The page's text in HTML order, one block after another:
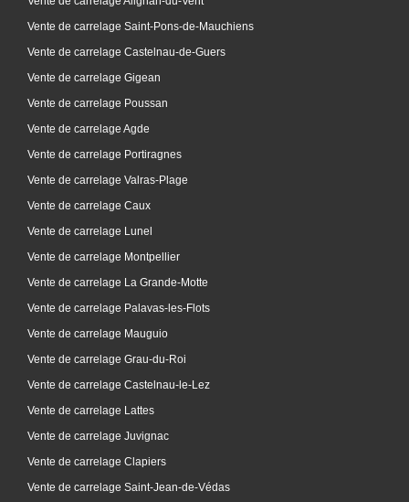
Vente de carrelage Saint-Pons-de-Mauchiens
Vente de carrelage Castelnau-de-Guers
Vente de carrelage Gigean
Vente de carrelage Poussan
Vente de carrelage Agde
Vente de carrelage Portiragnes
Vente de carrelage Valras-Plage
Vente de carrelage Caux
Vente de carrelage Lunel
Vente de carrelage Montpellier
Vente de carrelage La Grande-Motte
Vente de carrelage Palavas-les-Flots
Vente de carrelage Mauguio
Vente de carrelage Grau-du-Roi
Vente de carrelage Castelnau-le-Lez
Vente de carrelage Lattes
Vente de carrelage Juvignac
Vente de carrelage Clapiers
Vente de carrelage Saint-Jean-de-Védas